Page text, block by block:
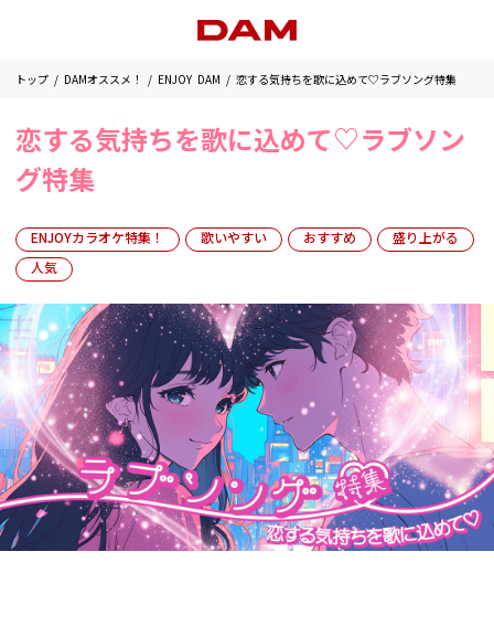
トップ DAMオススメ！ ENJOY DAM 恋する気持ちを歌に込めて♡ラブソング特集
恋する気持ちを歌に込めて♡ラブソン
グ特集
ENJOYカラオケ特集！ 歌いやすい おすすめ 盛り上がる
人気